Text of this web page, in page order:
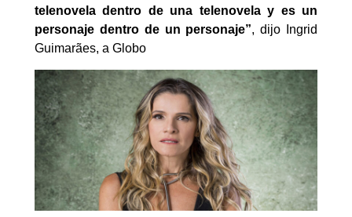
telenovela dentro de una telenovela y es un
personaje dentro de un personaje”, dijo Ingrid
Guimarães, a Globo